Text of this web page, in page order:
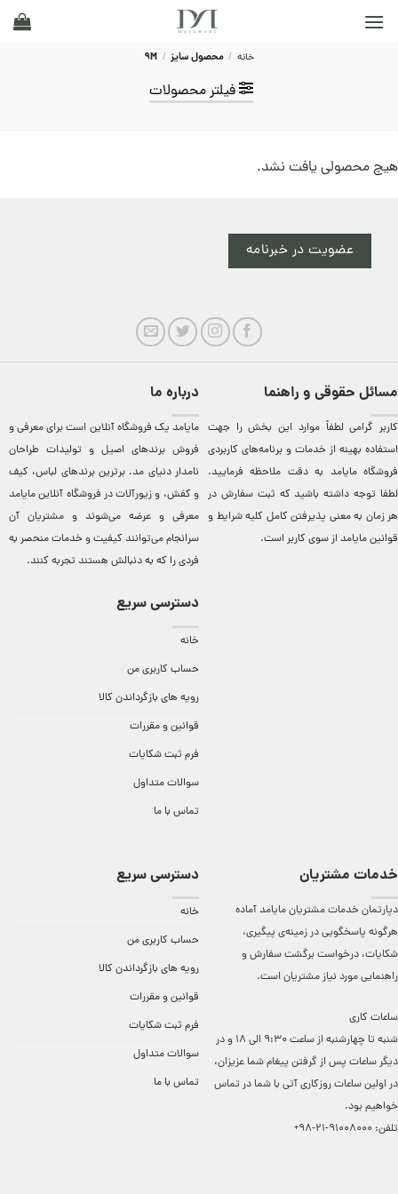
خانه / محصول سایز /
فیلتر محصولات
هیچ محصولی یافت نشد.
عضویت در خبرنامه
مسائل حقوقی و راهنما
کاربر گرامی لطفاً موارد این بخش را جهت
استفاده بهینه از خدمات و برنامه‌‏های کاربردی
فروشگاه مایامد به دقت ملاحظه فرمایید.
لطفا توجه داشته باشید که ثبت سفارش در
هر زمان به معنی پذیرفتن کامل کلیهشرایط و
قوانین مایامداز سوی کاربر است.
درباره ما
مایامد يک فروشگاه آنلاين است برای معرفی و
فروش برندهای اصيل و توليدات طراحان
نامدار دنيای مد. برترين‌ برندهای لباس، کيف
و کفش، و زيورآلات در فروشگاه آنلاين مایامد
معرفی و عرضه می‌شوند و مشتريان آن
سرانجام می‌توانند کيفيت و خدمات منحصر به
فردی را که به دنبالش هستند تجربه کنند.
دسترسی سریع
خانه
حساب کاربری من
رویه های بازگرداندن کالا
قوانین و مقررات
فرم ثبت شکایات
سوالات متداول
تماس با ما
خدمات مشتریان
دپارتمان خدمات مشتریان مایامد آماده
هرگونه پاسخگویی در زمینه‌ی پیگیری،
شکایات، درخواست برگشت سفارش و
راهنمایی مورد نیاز مشتریان است.
ساعات کاری
شنبه تا چهارشنبه از ساعت 9:30 الی 18 و در
دیگر ساعات ‌پس از گرفتن پیغام شما عزیزان،
در اولین ساعات روزکاری آتی با شما در تماس
خواهیم بود.
تلفن: 91008000-21-98+
دسترسی سریع
خانه
حساب کاربری من
رویه های بازگرداندن کالا
قوانین و مقررات
فرم ثبت شکایات
سوالات متداول
تماس با ما